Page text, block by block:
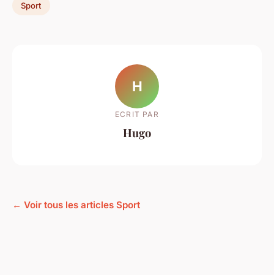
Sport
H
ECRIT PAR
Hugo
← Voir tous les articles Sport